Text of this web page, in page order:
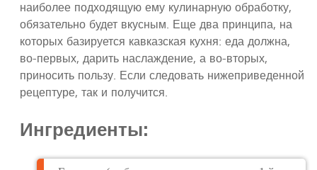
наиболее подходящую ему кулинарную обработку,
обязательно будет вкусным. Еще два принципа, на
которых базируется кавказская кухня: еда должна,
во-первых, дарить наслаждение, а во-вторых,
приносить пользу. Если следовать нижеприведенной
рецептуре, так и получится.
Ингредиенты: